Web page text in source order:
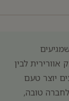
לבין
יוצר טעם
טובה,